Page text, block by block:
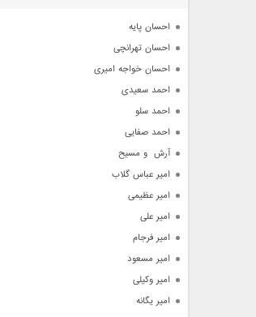
احسان پایه
احسان تهرانچی
احسان خواجه امیری
احمد سعیدی
احمد سلو
احمد صفایی
آرش  و مسیح
امیر عباس گلاب
امیر عظیمی
امیر علی
امیر فرجام
امیر مسعود
امیر وکیلی
امیر یگانه